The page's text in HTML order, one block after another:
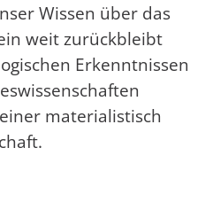
Wissen über das
weit zurückbleibt
Erkenntnissen
materialistisch